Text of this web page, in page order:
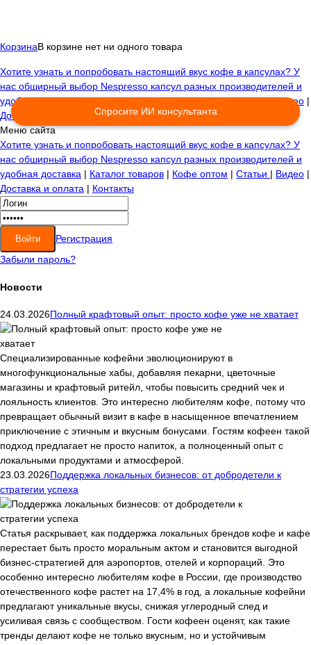
КорзинаВ корзине нет ни одного товара
Хотите узнать и попробовать настоящий вкус кофе в капсулах? У
нас обширный выбор Nespresso капсул разных производителей и
удобная доставка|Каталог товаров|Кофе оптом|Статьи|Видео |
Доставка и оплата
Контакты
Меню сайта
Хотите узнать и попробовать настоящий вкус кофе в капсулах? У
нас обширный выбор Nespresso капсул разных производителей и
удобная доставка | Каталог товаров | Кофе оптом | Статьи | Видео |
Доставка и оплата | Контакты
Регистрация
Забыли пароль?
Новости
24.03.2026Полный крафтовый опыт: просто кофе уже не хватает
Специализированные кофейни эволюционируют в
многофункциональные хабы, добавляя пекарни, цветочные
магазины и крафтовый ритейл, чтобы повысить средний чек и
лояльность клиентов. Это интересно любителям кофе, потому что
превращает обычный визит в кафе в насыщенное впечатлением
приключение с этичным и вкусным бонусами. Гостям кофеен такой
подход предлагает не просто напиток, а полноценный опыт с
локальными продуктами и атмосферой.
23.03.2026Поддержка локальных бизнесов: от добродетели к
стратегии успеха
Статья раскрывает, как поддержка локальных брендов кофе и кафе
перестает быть просто моральным актом и становится выгодной
бизнес-стратегией для аэропортов, отелей и корпораций. Это
особенно интересно любителям кофе в России, где производство
отечественного кофе растет на 17,4% в год, а локальные кофейни
предлагают уникальные вкусы, снижая углеродный след и
усиливая связь с сообществом. Гости кофеен оценят, как такие
тренды делают кофе не только вкусным, но и устойчивым
Спросите ИИ консультанта